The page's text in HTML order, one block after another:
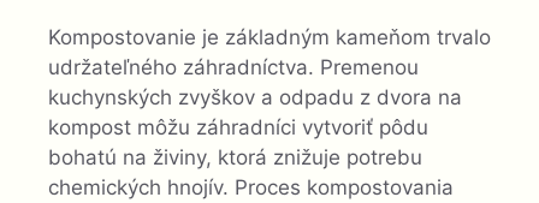
Kompostovanie je základným kameňom trvalo
udržateľného záhradníctva. Premenou
kuchynských zvyškov a odpadu z dvora na
kompost môžu záhradníci vytvoriť pôdu
bohatú na živiny, ktorá znižuje potrebu
chemických hnojív. Proces kompostovania